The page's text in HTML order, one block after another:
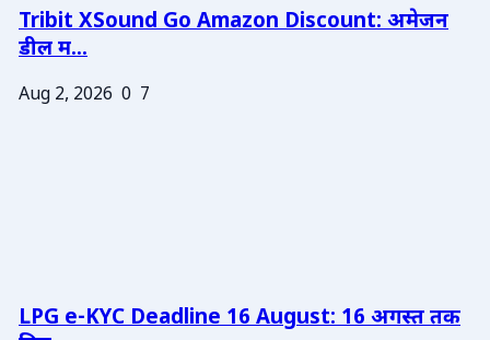
Tribit XSound Go Amazon Discount: अमेजन
डील म...
Aug 2, 2026 0 7
LPG e-KYC Deadline 16 August: 16 अगस्त तक